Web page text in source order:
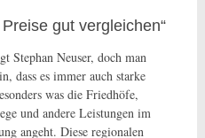
gut vergleichen“
Stephan Neuser, doch man
dass es immer auch starke
was die Friedhöfe,
und andere Leistungen im
angeht. Diese regionalen